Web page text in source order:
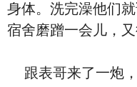
身体。洗完澡他们
宿舍磨蹭一会儿，又
跟表哥来了一炮